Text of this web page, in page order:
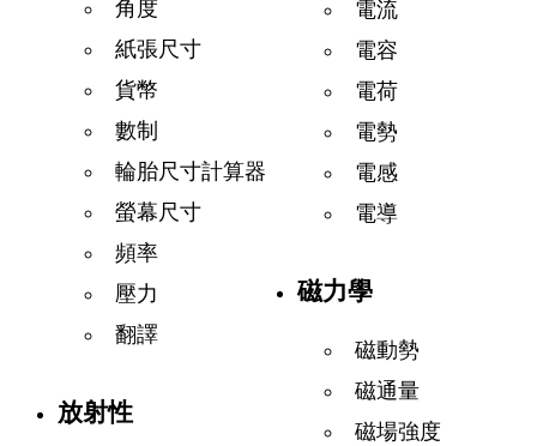
角度
紙張尺寸
貨幣
數制
輪胎尺寸計算器
螢幕尺寸
頻率
壓力
翻譯
放射性
電流
電容
電荷
電勢
電感
電導
磁力學
磁動勢
磁通量
磁場強度